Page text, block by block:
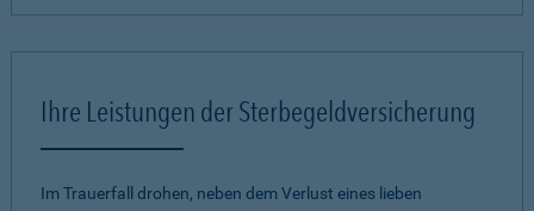
Ihre Leistungen der Sterbegeldversicherung
Im Trauerfall drohen, neben dem Verlust eines lieben